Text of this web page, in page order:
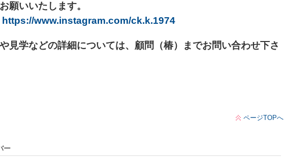
願いいたします。
https://www.instagram.com/ck.k.1974
見学などの詳細については、顧問（椿）までお問い合わせ下さ
ページTOPへ
ー